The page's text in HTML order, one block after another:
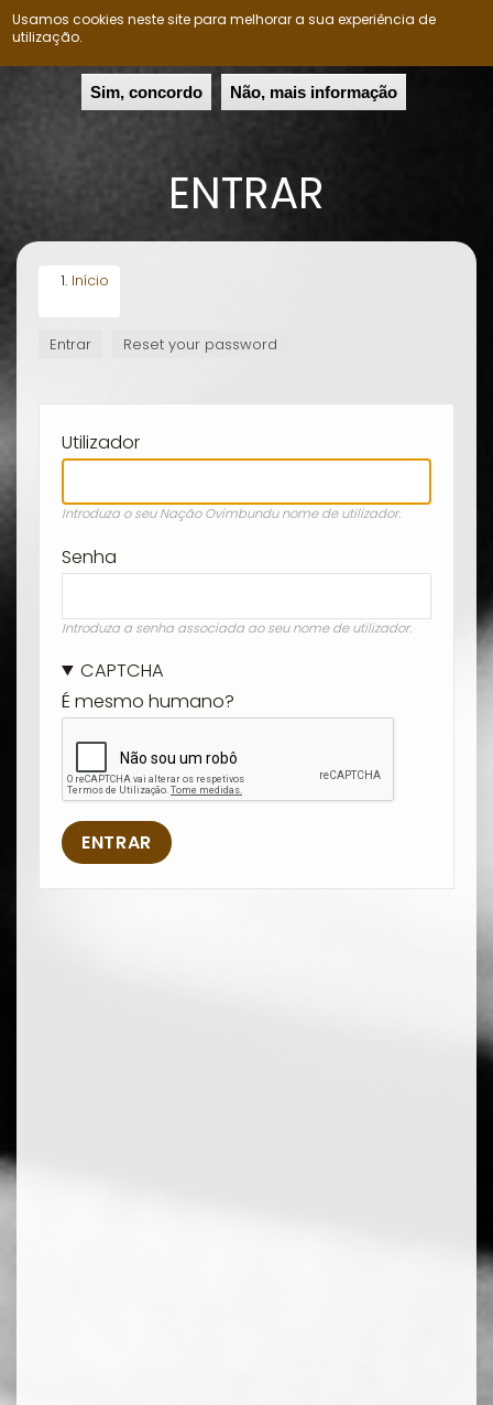
Usamos cookies neste site para melhorar a sua experiência de
utilização.
Sim, concordo Não, mais informação
Nação Ovimbundu
ENTRAR
Início
SEPARADORES
Entrar (separador
Reset your password
Utilizador
Introduza o seu Nação Ovimbundu nome de utilizador.
Senha
Introduza a senha associada ao seu nome de utilizador.
CAPTCHA
É mesmo humano?